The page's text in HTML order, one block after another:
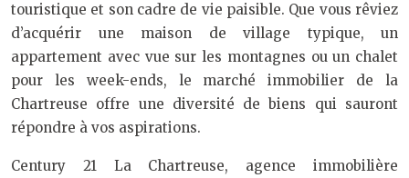
touristique et son cadre de vie paisible. Que vous rêviez
d’acquérir une maison de village typique, un
appartement avec vue sur les montagnes ou un chalet
pour les week-ends, le marché immobilier de la
Chartreuse offre une diversité de biens qui sauront
répondre à vos aspirations.
Century 21 La Chartreuse, agence immobilière